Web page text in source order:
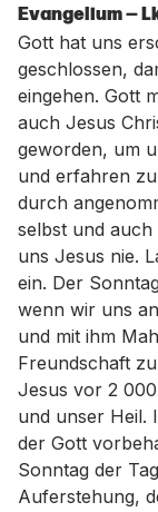
Evangelium —
Gott hat uns
geschlossen,
eingehen. Gott
auch Jesus
geworden, um
und erfahren
durch
selbst und
uns Jesus nie.
ein. Der
wenn wir uns
und mit ihm
Freundschaft
Jesus vor 2
und unser Heil.
der Gott
Sonntag der
Auferstehung,